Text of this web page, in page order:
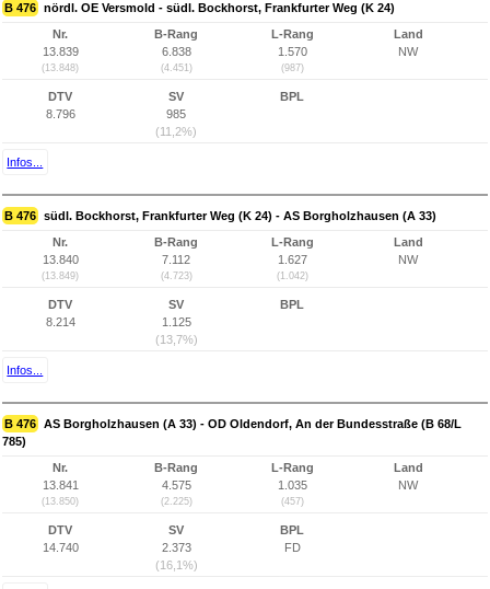
B 476 nördl. OE Versmold - südl. Bockhorst, Frankfurter Weg (K 24)
Nr.
13.839
(13.848)
B-Rang
6.838
(4.451)
L-Rang
1.570
(987)
Land
NW
DTV
8.796
SV
985
(11,2%)
BPL
Infos...
B 476 südl. Bockhorst, Frankfurter Weg (K 24) - AS Borgholzhausen (A 33)
Nr.
13.840
(13.849)
B-Rang
7.112
(4.723)
L-Rang
1.627
(1.042)
Land
NW
DTV
8.214
SV
1.125
(13,7%)
BPL
Infos...
B 476 AS Borgholzhausen (A 33) - OD Oldendorf, An der Bundesstraße (B 68/L
785)
Nr.
13.841
(13.850)
B-Rang
4.575
(2.225)
L-Rang
1.035
(457)
Land
NW
DTV
14.740
SV
2.373
(16,1%)
BPL
FD